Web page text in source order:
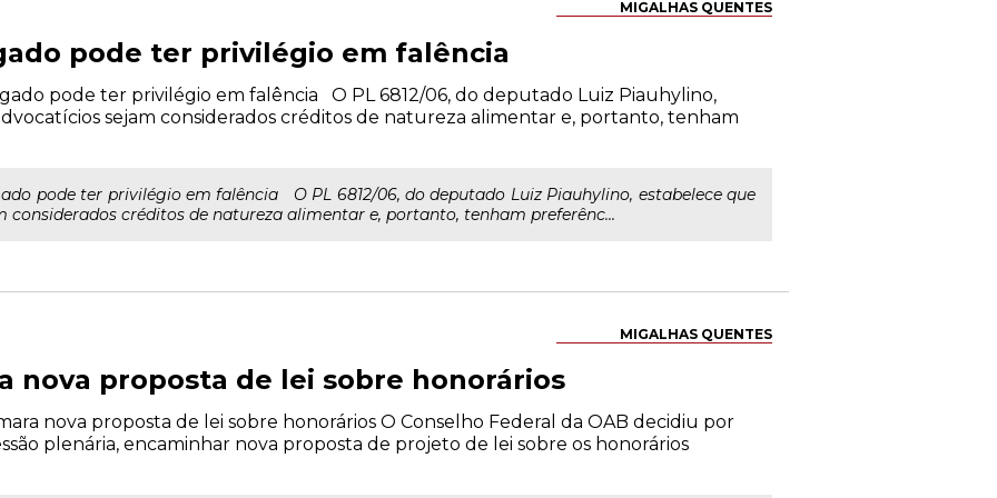
MIGALHAS QUENTES
pode ter privilégio em falência
pode ter privilégio em falência O PL 6812/06, do deputado Luiz Piauhylino,
sejam considerados créditos de natureza alimentar e, portanto, tenham
pode ter privilégio em falência O PL 6812/06, do deputado Luiz Piauhylino, estabelece que
considerados créditos de natureza alimentar e, portanto, tenham preferênc...
MIGALHAS QUENTES
nova proposta de lei sobre honorários
nova proposta de lei sobre honorários O Conselho Federal da OAB decidiu por
plenária, encaminhar nova proposta de projeto de lei sobre os honorários